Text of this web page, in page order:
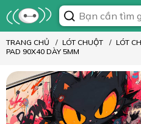
TRANG CHỦ LÓT CHUỘT
LÓT
PAD 90X40 DÀY 5MM